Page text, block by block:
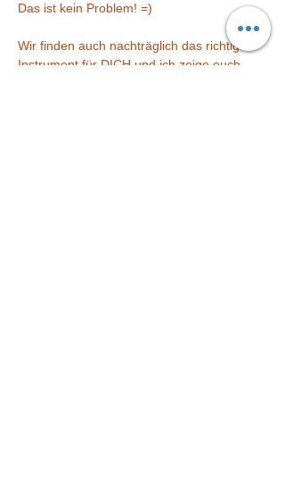
Das ist kein Problem! =)
Wir finden auch nachträglich das richtige
Instrument für DICH und ich zeige euch,